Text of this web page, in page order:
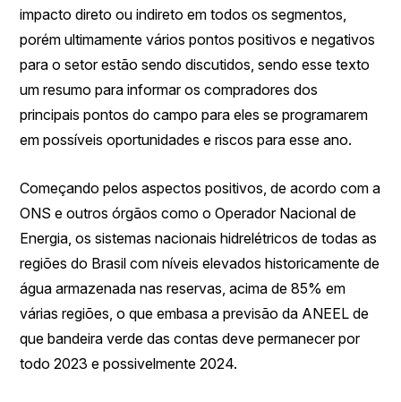
impacto direto ou indireto em todos os segmentos,
porém ultimamente vários pontos positivos e negativos
para o setor estão sendo discutidos, sendo esse texto
um resumo para informar os compradores dos
principais pontos do campo para eles se programarem
em possíveis oportunidades e riscos para esse ano.
Começando pelos aspectos positivos, de acordo com a
ONS e outros órgãos como o Operador Nacional de
Energia, os sistemas nacionais hidrelétricos de todas as
regiões do Brasil com níveis elevados historicamente de
água armazenada nas reservas, acima de 85% em
várias regiões, o que embasa a previsão da ANEEL de
que bandeira verde das contas deve permanecer por
todo 2023 e possivelmente 2024.